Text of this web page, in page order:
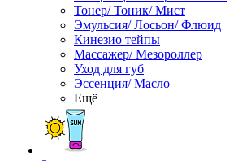
Тонер/ Тоник/ Мист
Эмульсия/ Лосьон/ Флюид
Кинезио тейпы
Массажер/ Мезороллер
Уход для губ
Эссенция/ Масло
Ещё